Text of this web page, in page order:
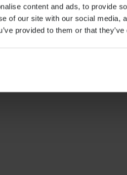
content and ads, to provide
of our site with our social
provided to them or that